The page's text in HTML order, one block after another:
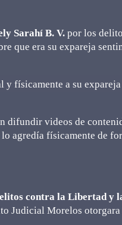
Sarahí B. V. por los
que era su expareja
físicamente a su
difundir videos de
agredía físicamente de
contra la Libertad y
Judicial Morelos otorgara